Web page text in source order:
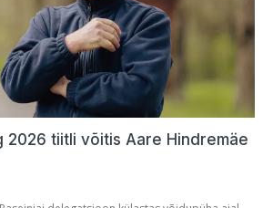
2026 tiitli võitis Aare Hindremäe